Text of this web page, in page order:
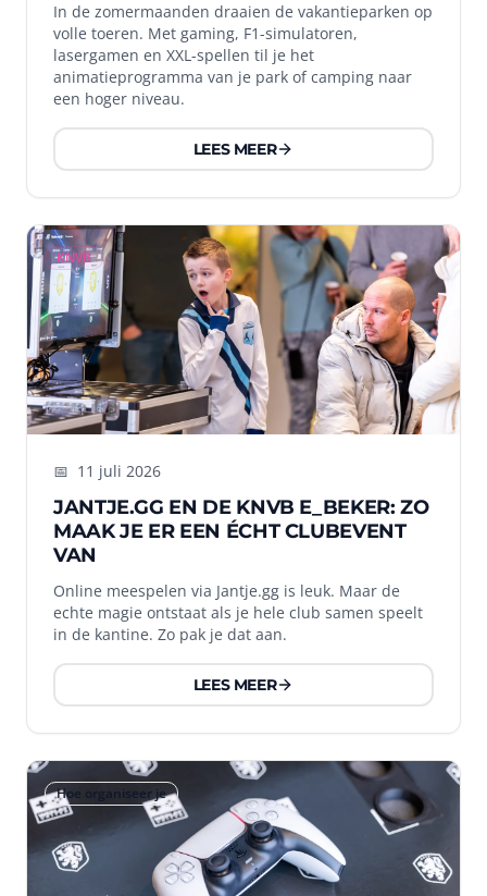
In de zomermaanden draaien de vakantieparken op
volle toeren. Met gaming, F1-simulatoren,
lasergamen en XXL-spellen til je het
animatieprogramma van je park of camping naar
een hoger niveau.
LEES MEER
KNVB
📅 11 juli 2026
JANTJE.GG EN DE KNVB E_BEKER: ZO
MAAK JE ER EEN ÉCHT CLUBEVENT
VAN
Online meespelen via Jantje.gg is leuk. Maar de
echte magie ontstaat als je hele club samen speelt
in de kantine. Zo pak je dat aan.
LEES MEER
Hoe organiseer je